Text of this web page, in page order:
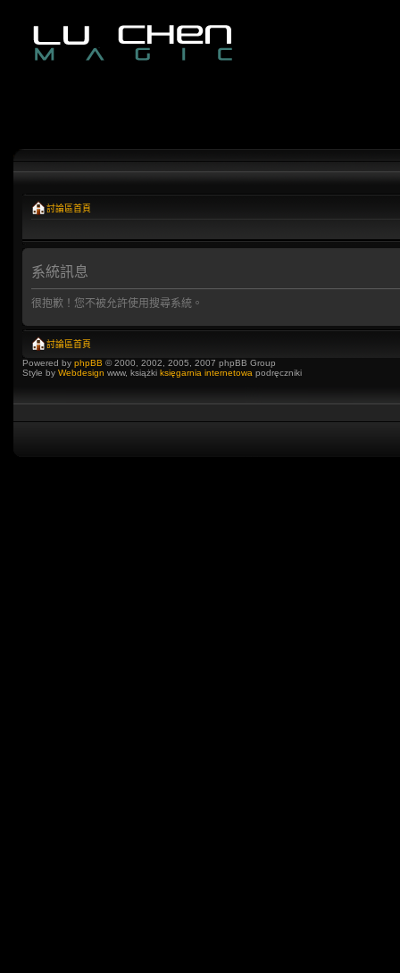
討論區首頁
系統訊息
很抱歉！您不被允許使用搜尋系統。
討論區首頁
Powered by phpBB © 2000, 2002, 2005, 2007 phpBB Group
Style by Webdesign www, książki księgarnia internetowa podręczniki